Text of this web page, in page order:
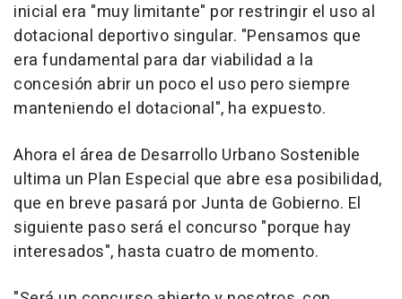
inicial era "muy limitante" por restringir el uso al
dotacional deportivo singular. "Pensamos que
era fundamental para dar viabilidad a la
concesión abrir un poco el uso pero siempre
manteniendo el dotacional", ha expuesto.
Ahora el área de Desarrollo Urbano Sostenible
ultima un Plan Especial que abre esa posibilidad,
que en breve pasará por Junta de Gobierno. El
siguiente paso será el concurso "porque hay
interesados", hasta cuatro de momento.